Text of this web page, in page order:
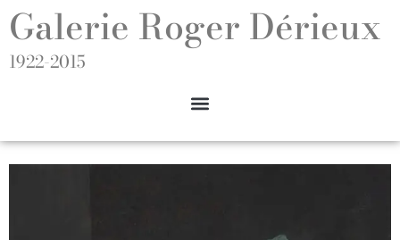
Galerie Roger Dérieux
1922-2015